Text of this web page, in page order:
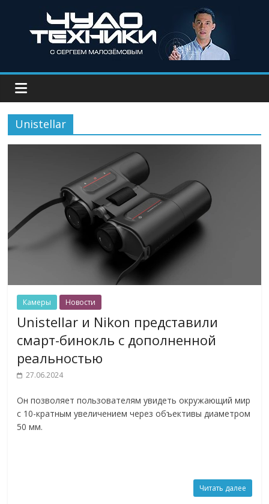
Unistellar
Камеры Новости
Unistellar и Nikon представили
смарт-бинокль с дополненной
реальностью
27.06.2024
Он позволяет пользователям увидеть окружающий мир
с 10-кратным увеличением через объективы диаметром
50 мм.
Читать далее